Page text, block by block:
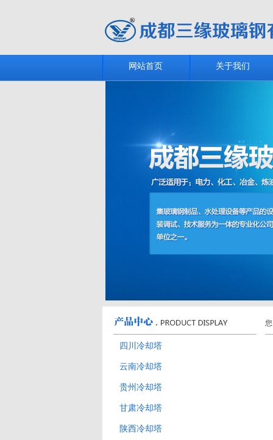
网站首页 关于我们
四川冷却塔
云南冷却塔
贵州冷却塔
甘肃冷却塔
陕西冷却塔